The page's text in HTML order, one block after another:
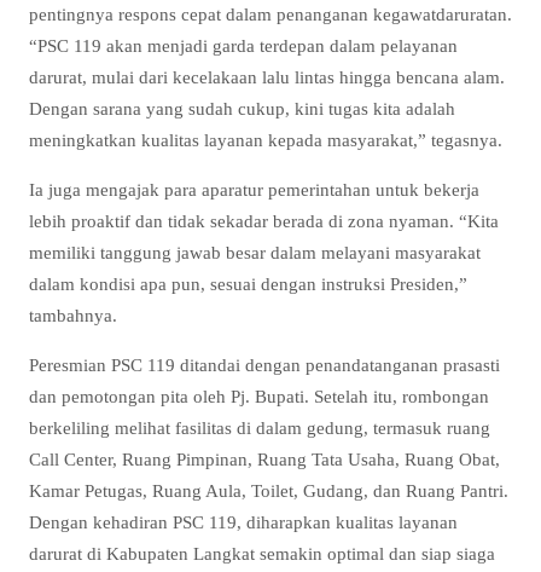
pentingnya respons cepat dalam penanganan kegawatdaruratan.
“PSC 119 akan menjadi garda terdepan dalam pelayanan
darurat, mulai dari kecelakaan lalu lintas hingga bencana alam.
Dengan sarana yang sudah cukup, kini tugas kita adalah
meningkatkan kualitas layanan kepada masyarakat,” tegasnya.
Ia juga mengajak para aparatur pemerintahan untuk bekerja
lebih proaktif dan tidak sekadar berada di zona nyaman. “Kita
memiliki tanggung jawab besar dalam melayani masyarakat
dalam kondisi apa pun, sesuai dengan instruksi Presiden,”
tambahnya.
Peresmian PSC 119 ditandai dengan penandatanganan prasasti
dan pemotongan pita oleh Pj. Bupati. Setelah itu, rombongan
berkeliling melihat fasilitas di dalam gedung, termasuk ruang
Call Center, Ruang Pimpinan, Ruang Tata Usaha, Ruang Obat,
Kamar Petugas, Ruang Aula, Toilet, Gudang, dan Ruang Pantri.
Dengan kehadiran PSC 119, diharapkan kualitas layanan
darurat di Kabupaten Langkat semakin optimal dan siap siaga